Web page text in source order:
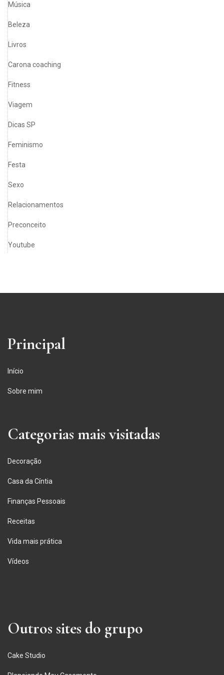
Música
Beleza
Livros
Carona coaching
Fitness
Viagem
Dicas SP
Feminismo
Festa
Sexo
Relacionamentos
Preconceito
Youtube
Principal
Início
Sobre mim
Categorias mais visitadas
Decoração
Casa da Cíntia
Finanças Pessoais
Receitas
Vida mais prática
Vídeos
Outros sites do grupo
Cake Studio